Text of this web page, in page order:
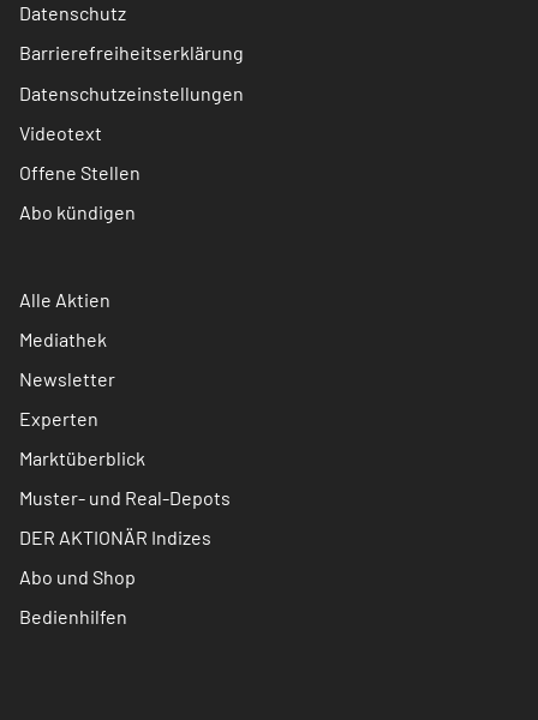
Datenschutz
Barrierefreiheitserklärung
Datenschutzeinstellungen
Videotext
Offene Stellen
Abo kündigen
Alle Aktien
Mediathek
Newsletter
Experten
Marktüberblick
Muster- und Real-Depots
DER AKTIONÄR Indizes
Abo und Shop
Bedienhilfen